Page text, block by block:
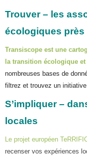
Trouver – les
écologiques près
Transiscope est une
la transition écologique
nombreuses bases de
filtrez et trouvez un
S’impliquer –
locales
Le projet européen
recenser vos expériences